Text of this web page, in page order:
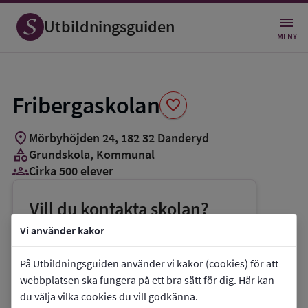
Vi använder kakor
På Utbildningsguiden använder vi kakor (cookies) för att
webbplatsen ska fungera på ett bra sätt för dig. Här kan
du välja vilka cookies du vill godkänna.
Utbildningsguiden MENY
Fribergaskolan favorite
Spara
som
favorit
location_on Mörbyhöjden 24, 182 32 Danderyd
categoryGrundskola, Kommunal
groups_3Cirka 500 elever
Vill du kontakta skolan?
phoneTelefon:08-56891502
E-post: jenny.holmberg@danderyd.se
link Webbplats:Fribergaskolan